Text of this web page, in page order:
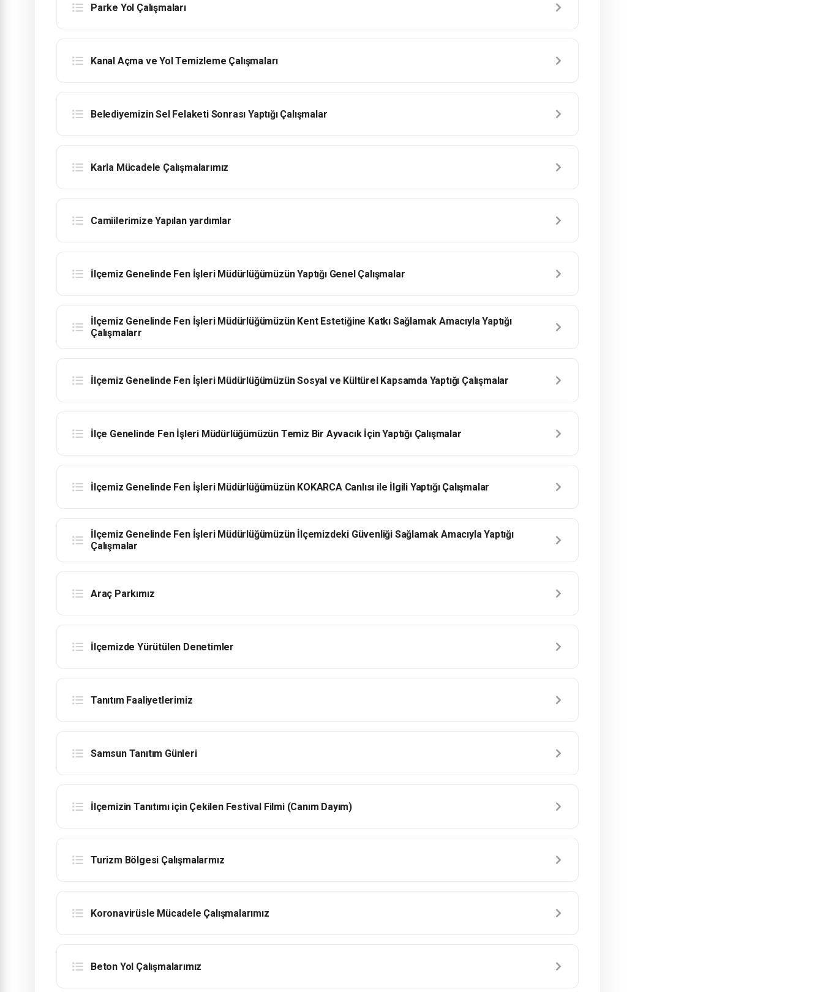
Parke Yol Çalışmaları
Kanal Açma ve Yol Temizleme Çalışmaları
Belediyemizin Sel Felaketi Sonrası Yaptığı Çalışmalar
Karla Mücadele Çalışmalarımız
Camiilerimize Yapılan yardımlar
İlçemiz Genelinde Fen İşleri Müdürlüğümüzün Yaptığı Genel Çalışmalar
İlçemiz Genelinde Fen İşleri Müdürlüğümüzün Kent Estetiğine Katkı Sağlamak Amacıyla Yaptığı
Çalışmalarr
İlçemiz Genelinde Fen İşleri Müdürlüğümüzün Sosyal ve Kültürel Kapsamda Yaptığı Çalışmalar
İlçe Genelinde Fen İşleri Müdürlüğümüzün Temiz Bir Ayvacık İçin Yaptığı Çalışmalar
İlçemiz Genelinde Fen İşleri Müdürlüğümüzün KOKARCA Canlısı ile İlgili Yaptığı Çalışmalar
İlçemiz Genelinde Fen İşleri Müdürlüğümüzün İlçemizdeki Güvenliği Sağlamak Amacıyla Yaptığı
Çalışmalar
Araç Parkımız
İlçemizde Yürütülen Denetimler
Tanıtım Faaliyetlerimiz
Samsun Tanıtım Günleri
İlçemizin Tanıtımı için Çekilen Festival Filmi (Canım Dayım)
Turizm Bölgesi Çalışmalarmız
Koronavirüsle Mücadele Çalışmalarımız
Beton Yol Çalışmalarımız